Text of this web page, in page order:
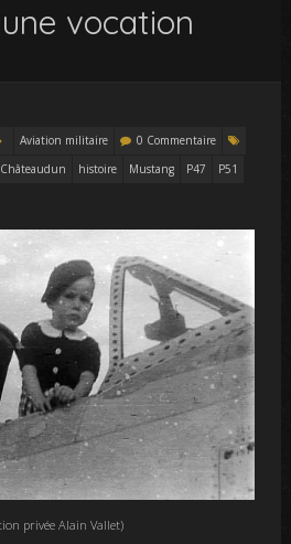
vocation
Aviation militaire
0 Commentaire
Châteaudun histoire Mustang P47
P51
privée Alain Vallet)